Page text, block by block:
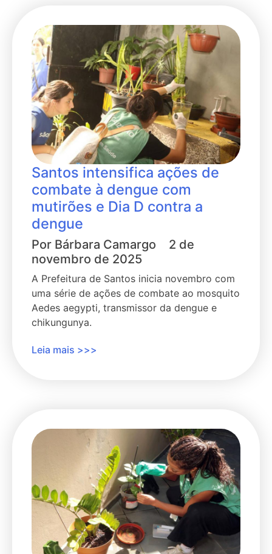
Santos intensifica ações de
combate à dengue com
mutirões e Dia D contra a
dengue
Por Bárbara Camargo
2 de
novembro de 2025
A Prefeitura de Santos inicia novembro com
uma série de ações de combate ao mosquito
Aedes aegypti, transmissor da dengue e
chikungunya.
Leia mais >>>